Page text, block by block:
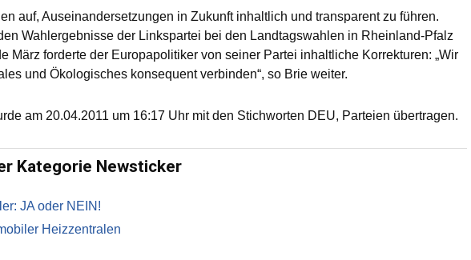
auf, Auseinandersetzungen in Zukunft inhaltlich und transparent zu führen.
Wahlergebnisse der Linkspartei bei den Landtagswahlen in Rheinland-Pfalz
März forderte der Europapolitiker von seiner Partei inhaltliche Korrekturen: „Wir
und Ökologisches konsequent verbinden“, so Brie weiter.
am 20.04.2011 um 16:17 Uhr mit den Stichworten DEU, Parteien übertragen.
Kategorie Newsticker
JA oder NEIN!
Heizzentralen